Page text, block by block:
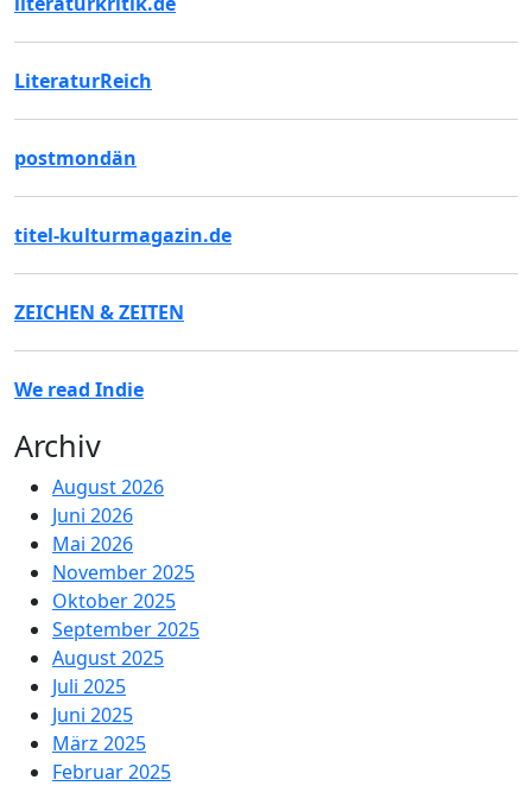
LiteraturReich
postmondän
titel-kulturmagazin.de
ZEICHEN & ZEITEN
We read Indie
Archiv
August 2026
Juni 2026
Mai 2026
November 2025
Oktober 2025
September 2025
August 2025
Juli 2025
Juni 2025
März 2025
Februar 2025